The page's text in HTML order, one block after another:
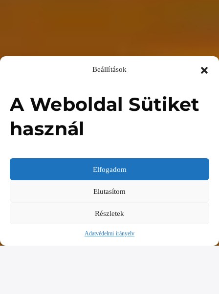
Beállítások
A Weboldal Sütiket
használ
Elfogadom
Elutasítom
Részletek
Adatvédelmi irányelv